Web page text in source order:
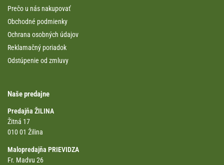
Prečo u nás nakupovať
Obchodné podmienky
Ochrana osobných údajov
Reklamačný poriadok
Odstúpenie od zmluvy
Naše predajne
Predajňa ŽILINA
Žitná 17
010 01 Žilina
Malopredajňa PRIEVIDZA
Fr. Madvu 26